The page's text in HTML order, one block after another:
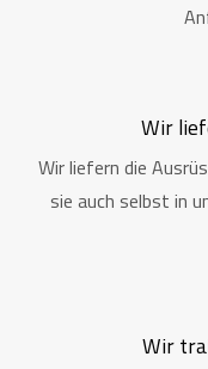
Wir
Wir liefern die
sie auch selbst in
Wir